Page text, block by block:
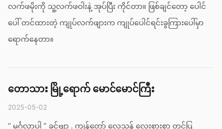
လက်ဖမိုးကို သူ့လက်ဖဝါးနဲ့ အုပ်ပြီး ကိုင်တာ။ ဖြစ်ချင်တော့ ပေါင်
ပေါ် တင်ထားတဲ့ ကျုပ်လက်ဖျားက ကျုပ်ပေါင်ရင်းခွကြားပေါ်မှာ
ရောက်နေတာ။
တောသား မြို့ရောက် မောင်မောင်ကြီး
2025-05-02
“ မင်္ဂလာပါ ” ခင်ဗျာ . ကျွန်တော် လေသန့် လေးစားစွာ တင်ပြ